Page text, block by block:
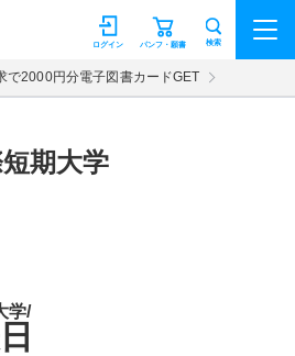
パンフ・願書
ログイン 検索
で2000円分電子図書カードGET
期大学
学/